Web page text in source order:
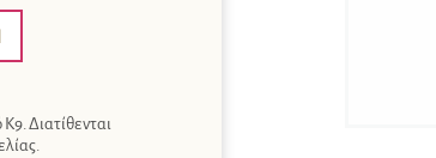
Διατίθενται